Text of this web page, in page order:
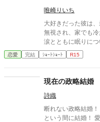
唯崎りいち
大好きだった彼は
無視され、家でも
涙とともに眠りに
関係は、予想もしな
恋愛 完結 ｼｮｰﾄｼｮｰﾄ R15
現在の政略結婚
詩織
断れない政略結婚
という間に結婚！